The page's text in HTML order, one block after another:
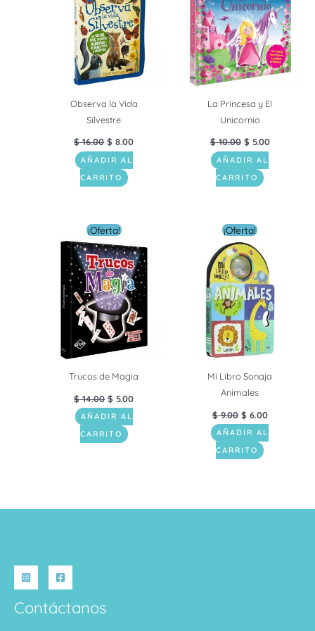
Observa la Vida
Silvestre
$16.00 $ 8.00
AÑADIR AL
CARRITO
La Princesa y El
Unicornio
$10.00 $ 5.00
AÑADIR AL
CARRITO
¡Oferta!
Trucos de Magia
$14.00
El
precio
original
era:
$ 14.00.
$ 5.00
actual
es:
$ 5.00.
AÑADIR AL
CARRITO
¡Oferta!
Mi Libro Sonaja
Animales
$9.00
El
precio
original
era:
$ 9.00.
$ 6.00
$ 6.00.
AÑADIR AL
CARRITO
Contáctanos